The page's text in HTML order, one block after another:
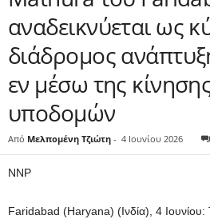
αναδεικνύεται ως
διάδρομος
εν μέσω της
υποδομών
Από Μελπομένη Τζιώτη - 4 Ιουνίου 2026
NNP
Faridabad (Haryana) (Ινδία), 4 Ιουνίου: